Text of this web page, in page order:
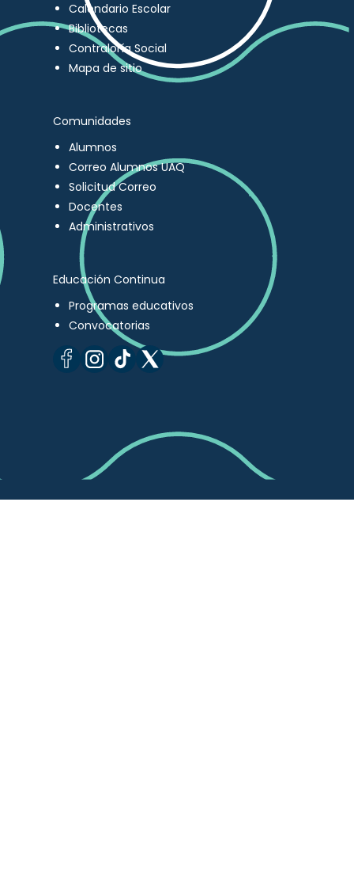
Calendario Escolar
Bibliotecas
Contraloría Social
Mapa de sitio
Comunidades
Alumnos
Correo Alumnos UAQ
Solicitud Correo
Docentes
Administrativos
Educación Continua
Programas educativos
Convocatorias